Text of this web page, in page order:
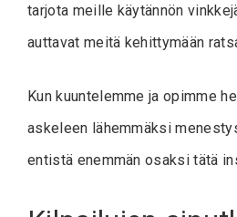
tarjota meille käytännön
auttavat meitä kehittymään
Kun kuuntelemme ja opimme
askeleen lähemmäksi
entistä enemmän osaksi tätä